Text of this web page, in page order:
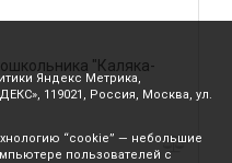
"Каляка-
Яндекс Метрика,
119021, Россия, Москва, ул.
“cookie” — небольшие
пользователей с